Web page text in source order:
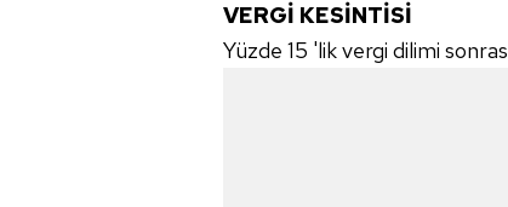
VERGİ KESİNTİSİ
Yüzde 15 'lik vergi dilimi